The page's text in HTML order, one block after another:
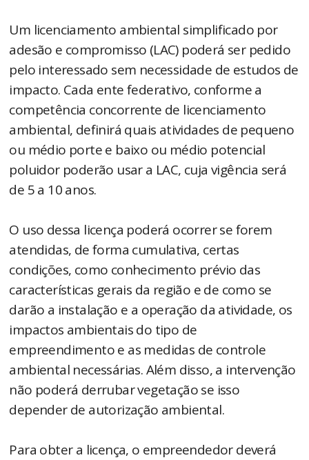
Um licenciamento ambiental simplificado por
adesão e compromisso (LAC) poderá ser pedido
pelo interessado sem necessidade de estudos de
impacto. Cada ente federativo, conforme a
competência concorrente de licenciamento
ambiental, definirá quais atividades de pequeno
ou médio porte e baixo ou médio potencial
poluidor poderão usar a LAC, cuja vigência será
de 5 a 10 anos.
O uso dessa licença poderá ocorrer se forem
atendidas, de forma cumulativa, certas
condições, como conhecimento prévio das
características gerais da região e de como se
darão a instalação e a operação da atividade, os
impactos ambientais do tipo de
empreendimento e as medidas de controle
ambiental necessárias. Além disso, a intervenção
não poderá derrubar vegetação se isso
depender de autorização ambiental.
Para obter a licença, o empreendedor deverá